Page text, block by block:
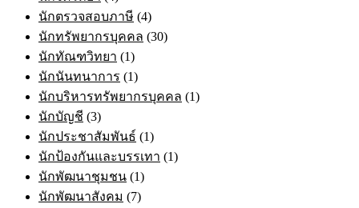
นักตรวจสอบภาษี (4)
นักทรัพยากรบุคคล (30)
นักทัณฑวิทยา (1)
นักนันทนาการ (1)
นักบริหารทรัพยากรบุคคล (1)
นักบัญชี (3)
นักประชาสัมพันธ์ (1)
นักป้องกันและบรรเทา (1)
นักพัฒนาชุมชน (1)
นักพัฒนาสังคม (7)